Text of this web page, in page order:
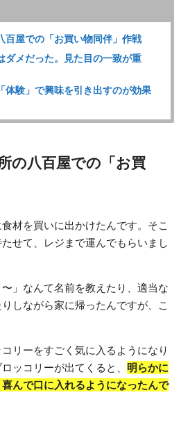
百屋での「お買い物同伴」作戦
ダメだった。見た目の一致が重
体験」で興味を引き出すのが効果
の八百屋での「お買
材を買いに出かけたんです。そこ
せて、レジまで運んでもらいまし
〜」なんて名前を教えたり、適当な
しながら家に帰ったんですが、こ
リーをすごく気に入るようになり
ッコリーが出てくると、 明らかに
んで口に入れるようになったんで